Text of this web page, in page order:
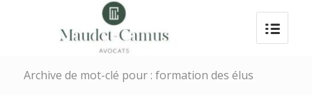
Archive de mot-clé pour : formation des élus